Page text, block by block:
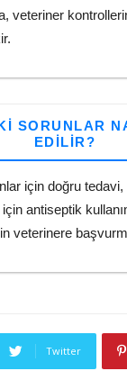
veteriner
SORUNLAR
EDILIR?
için doğru
için antiseptik
veterinere
Twitter